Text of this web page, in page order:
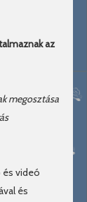
az
megosztása
és videó
és